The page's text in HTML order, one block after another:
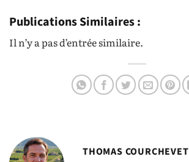
Publications Similaires :
Il n’y a pas d’entrée similaire.
THOMAS COURCHEVET